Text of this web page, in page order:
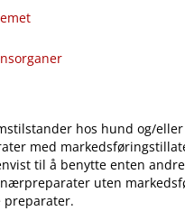
hos hund og​/​
med
til å benytte enten
uten
preparater.